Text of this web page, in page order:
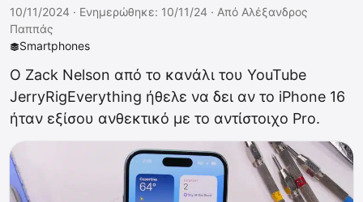
Smartphones
10/11/2024 · Ενημερώθηκε: 10/11/24 · Από Αλέξανδρος
Παππάς
Ο Zack Nelson από το κανάλι του YouTube
JerryRigEverything ήθελε να δει αν το iPhone 16
ήταν εξίσου ανθεκτικό με το αντίστοιχο Pro.